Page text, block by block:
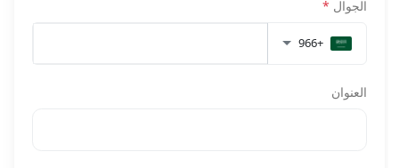
الجوال *
+966
العنوان